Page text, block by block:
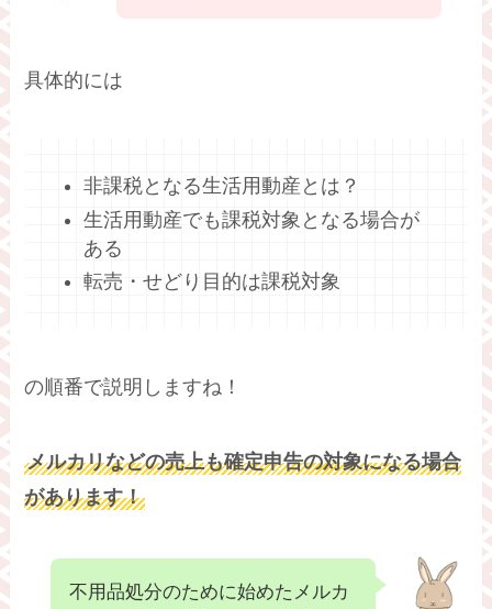
具体的には
非課税となる生活用動産とは？
生活用動産でも課税対象となる場合が
ある
転売・せどり目的は課税対象
の順番で説明しますね！
メルカリなどの売上も確定申告の対象になる場合
があります！
不用品処分のために始めたメルカ